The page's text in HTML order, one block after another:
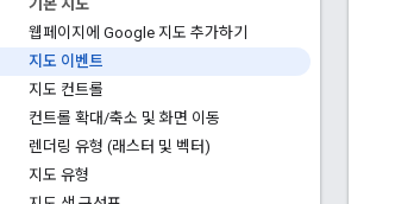
기본 지도
웹페이지에 Google 지도 추가하기
지도 이벤트
지도 컨트롤
컨트롤 확대/축소 및 화면 이동
렌더링 유형 (래스터 및 벡터)
지도 유형